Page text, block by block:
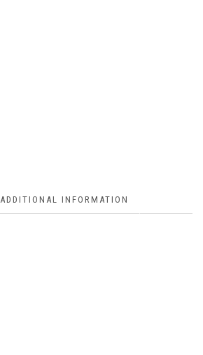
ADDITIONAL INFORMATION